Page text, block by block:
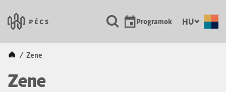
Városunk Pécs Programok HU
Kezdőlap
/ Zene
Zene